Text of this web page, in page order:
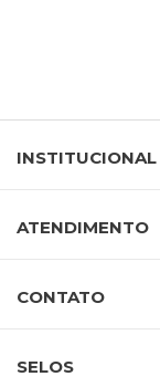
INSTITUCIONAL
ATENDIMENTO
CONTATO
SELOS